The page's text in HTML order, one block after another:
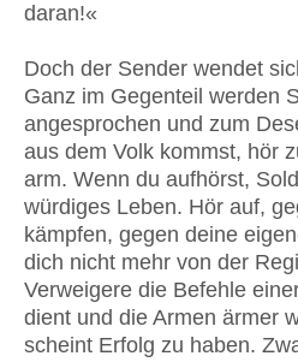
daran!«
Doch der Sender wendet
Ganz im Gegenteil werden
angesprochen und zum
aus dem Volk kommst, hör
arm. Wenn du aufhörst,
würdiges Leben. Hör auf,
kämpfen, gegen deine
dich nicht mehr von der
Verweigere die Befehle
dient und die Armen ärmer
scheint Erfolg zu haben.